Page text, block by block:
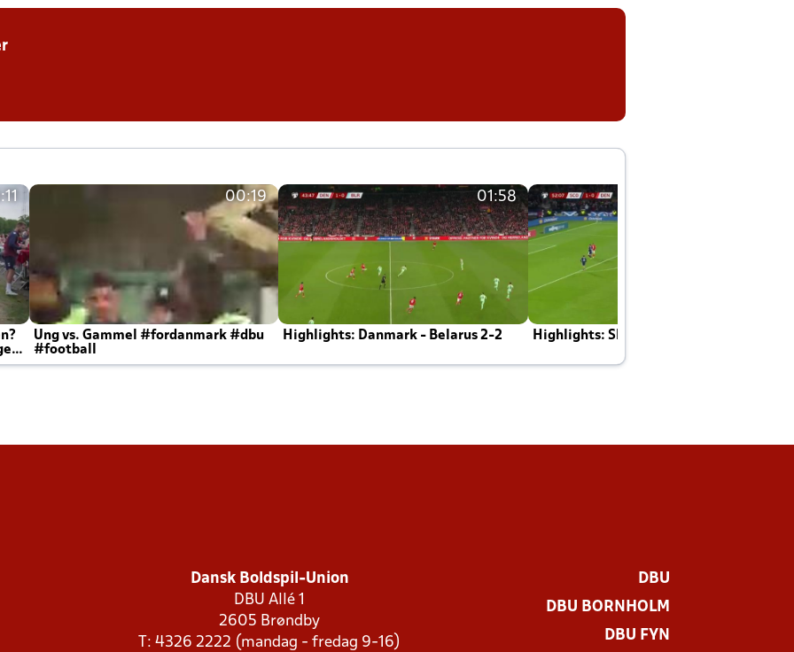
00:19
Ung vs. Gammel #fordanmark #dbu
#football
01:58
Highlights: Danmark - Belarus 2-2 Highlights: Skotland - Danmark 4-2
Dansk Boldspil-Union
DBU Allé 1
2605 Brøndby
T: 4326 2222 (mandag - fredag 9-16)
DBU
DBU BORNHOLM
DBU FYN